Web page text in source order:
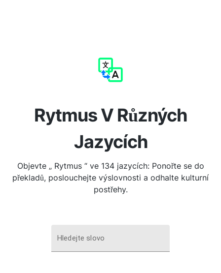
Rytmus V Různých
Jazycích
Objevte „ Rytmus “ ve 134 jazycích: Ponořte se do
překladů, poslouchejte výslovnosti a odhalte kulturní
postřehy.
Hledejte slovo